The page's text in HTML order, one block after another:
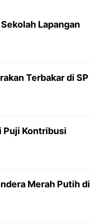
Lapangan
Terbakar di SP
Puji Kontribusi
Merah Putih di